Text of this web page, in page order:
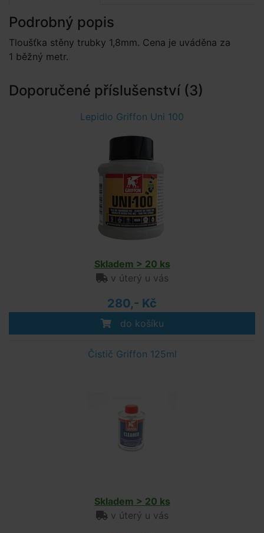
Podrobný popis
Tloušťka stěny trubky 1,8mm. Cena je uváděna za
1 běžný metr.
Doporučené příslušenství (3)
Lepidlo Griffon Uni 100
Skladem > 20 ks
v úterý u vás
280,- Kč
do košíku
Čistič Griffon 125ml
Skladem > 20 ks
v úterý u vás